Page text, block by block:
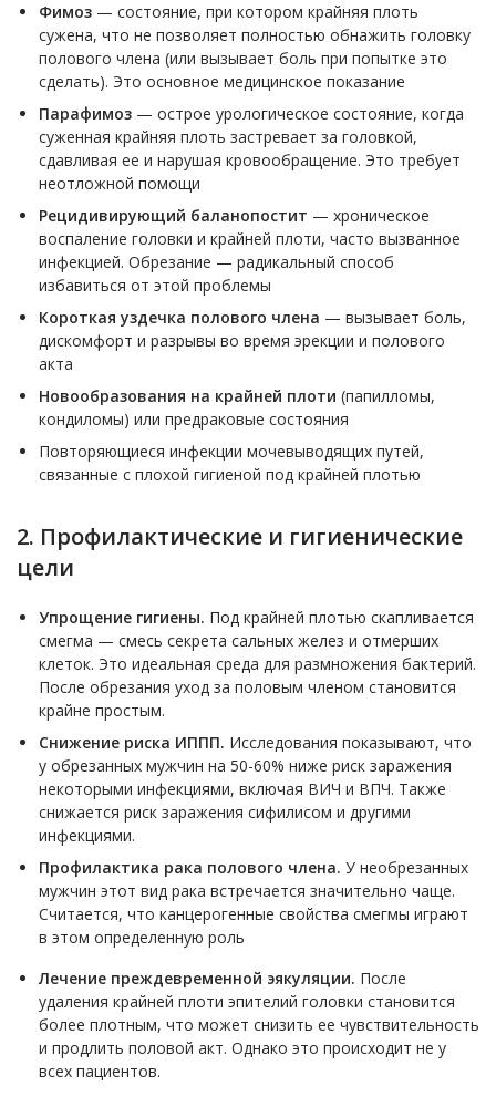
Фимоз — состояние, при котором крайняя плоть
сужена, что не позволяет полностью обнажить головку
полового члена (или вызывает боль при попытке это
сделать). Это основное медицинское показание
Парафимоз — острое урологическое состояние, когда
суженная крайняя плоть застревает за головкой,
сдавливая ее и нарушая кровообращение. Это требует
неотложной помощи
Рецидивирующий баланопостит — хроническое
воспаление головки и крайней плоти, часто вызванное
инфекцией. Обрезание — радикальный способ
избавиться от этой проблемы
Короткая уздечка полового члена — вызывает боль,
дискомфорт и разрывы во время эрекции и полового
акта
Новообразования на крайней плоти (папилломы,
кондиломы) или предраковые состояния
Повторяющиеся инфекции мочевыводящих путей,
связанные с плохой гигиеной под крайней плотью
2. Профилактические и гигиенические
цели
Упрощение гигиены. Под крайней плотью скапливается
смегма — смесь секрета сальных желез и отмерших
клеток. Это идеальная среда для размножения бактерий.
После обрезания уход за половым членом становится
крайне простым.
Снижение риска ИППП. Исследования показывают, что
у обрезанных мужчин на 50-60% ниже риск заражения
некоторыми инфекциями, включая ВИЧ и ВПЧ. Также
снижается риск заражения сифилисом и другими
инфекциями.
Профилактика рака полового члена. У необрезанных
мужчин этот вид рака встречается значительно чаще.
Считается, что канцерогенные свойства смегмы играют
в этом определенную роль
Лечение преждевременной эякуляции. После
удаления крайней плоти эпителий головки становится
более плотным, что может снизить ее чувствительность
и продлить половой акт. Однако это происходит не у
всех пациентов.